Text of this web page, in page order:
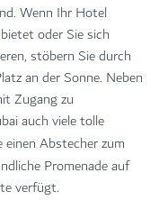
Wenn Ihr Hotel
oder Sie sich
stöbern Sie durch
an der Sonne. Neben
Zugang zu
auch viele tolle
einen Abstecher zum
Promenade auf
verfügt.